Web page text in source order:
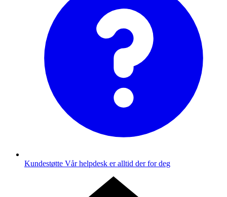
Kundestøtte Vår helpdesk er alltid der for deg